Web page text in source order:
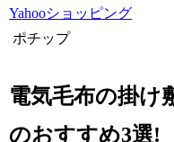
Yahooショッピング
ポチップ
電気毛布の掛け
のおすすめ3選!